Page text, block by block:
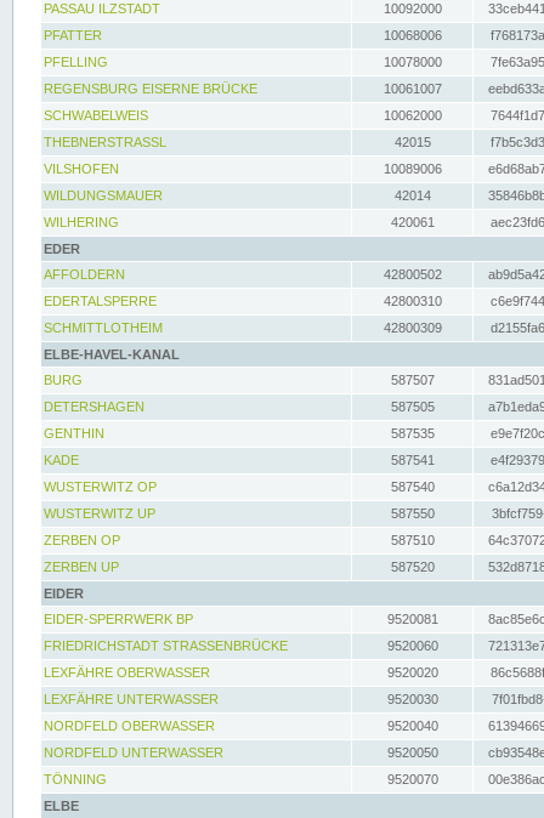
PASSAU ILZSTADT
10092000
PFATTER
10068006
PFELLING
10078000
REGENSBURG EISERNE BRÜCKE
10061007
SCHWABELWEIS
10062000
THEBNERSTRASSL
42015
VILSHOFEN
10089006
WILDUNGSMAUER
42014
WILHERING
420061
EDER
AFFOLDERN
42800502
EDERTALSPERRE
42800310
SCHMITTLOTHEIM
42800309
ELBE-HAVEL-KANAL
BURG
587507
DETERSHAGEN
587505
GENTHIN
587535
KADE
587541
WUSTERWITZ OP
587540
WUSTERWITZ UP
587550
ZERBEN OP
587510
ZERBEN UP
587520
EIDER
EIDER-SPERRWERK BP
9520081
FRIEDRICHSTADT STRASSENBRÜCKE
9520060
LEXFÄHRE OBERWASSER
9520020
LEXFÄHRE UNTERWASSER
9520030
NORDFELD OBERWASSER
9520040
NORDFELD UNTERWASSER
9520050
TÖNNING
9520070
ELBE